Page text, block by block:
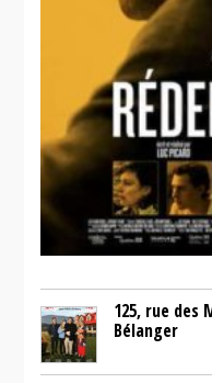
125, rue des
Bélanger